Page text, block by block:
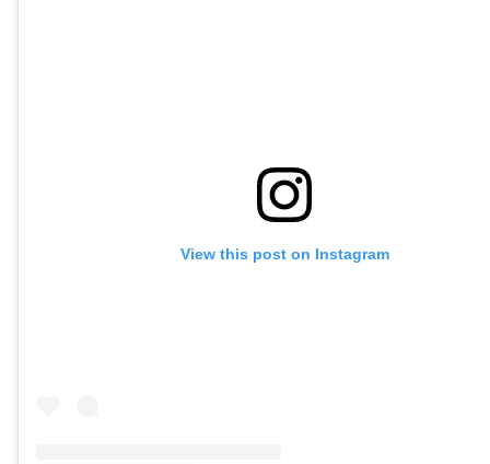
View this post on Instagram